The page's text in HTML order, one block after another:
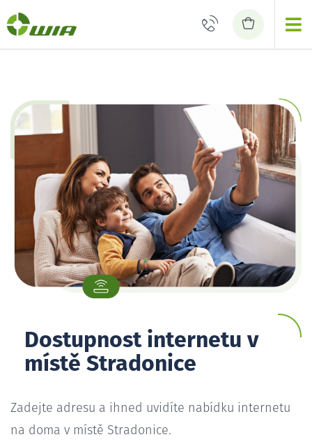
Dostupnost internetu v
místě Stradonice
Zadejte adresu a ihned uvidíte nabídku internetu
na doma v místě Stradonice.